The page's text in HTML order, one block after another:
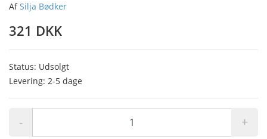
AfSilja Bødker
321 DKK
Status: Udsolgt
Levering: 2-5 dage
- +